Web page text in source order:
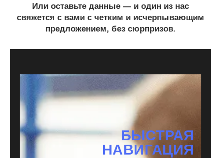
Или оставьте данные — и один из нас
свяжется с вами с четким и исчерпывающим
предложением, без сюрпризов.
БЫСТРАЯ
НАВИГАЦИЯ